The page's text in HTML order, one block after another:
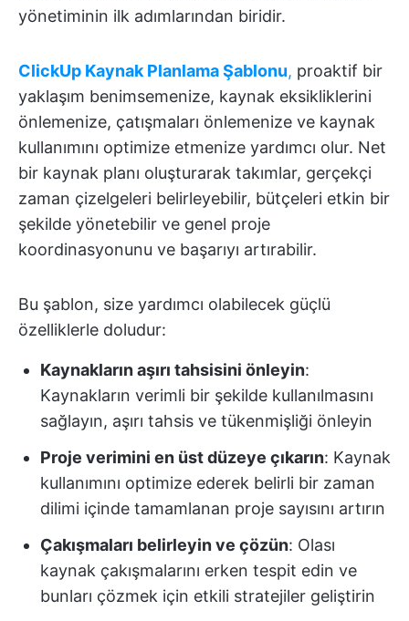
yönetiminin ilk adımlarından biridir.
ClickUp Kaynak Planlama Şablonu, proaktif bir
yaklaşım benimsemenize, kaynak eksikliklerini
önlemenize, çatışmaları önlemenize ve kaynak
kullanımını optimize etmenize yardımcı olur. Net
bir kaynak planı oluşturarak takımlar, gerçekçi
zaman çizelgeleri belirleyebilir, bütçeleri etkin bir
şekilde yönetebilir ve genel proje
koordinasyonunu ve başarıyı artırabilir.
Bu şablon, size yardımcı olabilecek güçlü
özelliklerle doludur:
Kaynakların aşırı tahsisini önleyin:
Kaynakların verimli bir şekilde kullanılmasını
sağlayın, aşırı tahsis ve tükenmişliği önleyin
Proje verimini en üst düzeye çıkarın: Kaynak
kullanımını optimize ederek belirli bir zaman
dilimi içinde tamamlanan proje sayısını artırın
Çakışmaları belirleyin ve çözün: Olası
kaynak çakışmalarını erken tespit edin ve
bunları çözmek için etkili stratejiler geliştirin